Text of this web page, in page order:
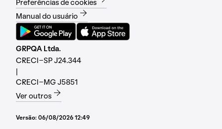
Preferências de cookies
Manual do usuário
GRPQA Ltda.
CRECI-SP J24.344
CRECI-MG J5851
Ver outros
Versão: 06/08/2026 12:49